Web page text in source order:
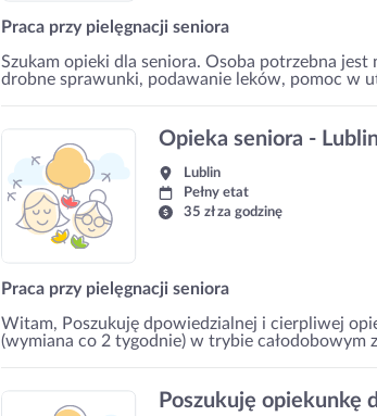
Praca przy pielęgnacji seniora
Szukam opieki dla seniora. Osoba potrzebna
drobne sprawunki, podawanie leków, pomoc w
Opieka seniora -
Lublin
Pełny etat
35 zł za godzinę
Praca przy pielęgnacji seniora
Witam, Poszukuję dpowiedzialnej i cierpliwej
(wymiana co 2 tygodnie) w trybie całodobowym
Poszukuję opiekunkę